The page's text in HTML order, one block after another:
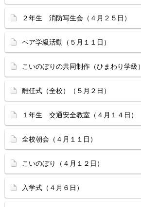
２年生 消防写生会（４月２５日）
ペア学級活動（５月１１日）
こいのぼりの共同制作（ひまわり学級）
離任式（全校）（５月２日）
１年生 交通安全教室（４月１４日）
全校朝会（４月１１日）
こいのぼり（４月１２日）
入学式（４月６日）